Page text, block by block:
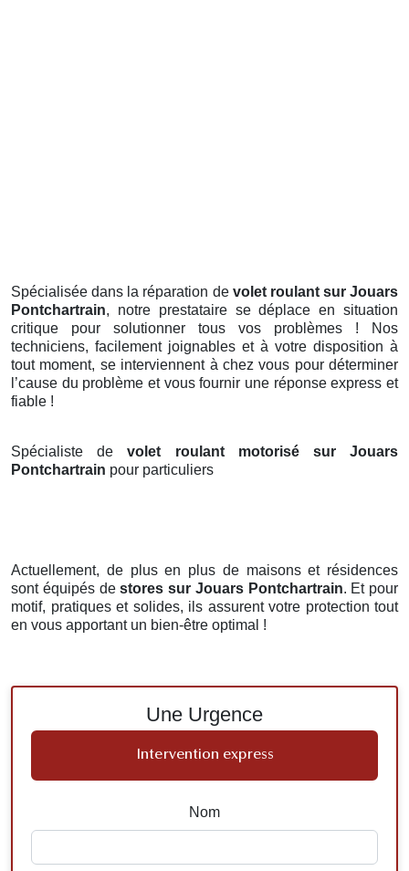
Spécialisée dans la réparation de volet roulant sur Jouars
Pontchartrain, notre prestataire se déplace en situation
critique pour solutionner tous vos problèmes ! Nos
techniciens, facilement joignables et à votre disposition à
tout moment, se interviennent à chez vous pour déterminer
l’cause du problème et vous fournir une réponse express et
fiable !
Spécialiste devolet roulant motorisé sur Jouars
Pontchartrain pour particuliers
Actuellement, de plus en plus de maisons et résidences
sont équipés destores sur Jouars Pontchartrain. Et pour
motif, pratiques et solides, ils assurent votre protection tout
en vous apportant un bien-être optimal !
Une Urgence
Intervention express
Nom